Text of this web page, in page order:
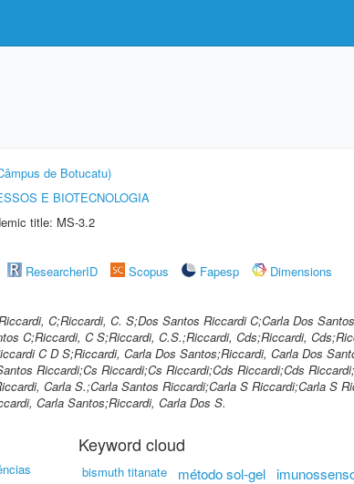
de Botucatu)
E BIOTECNOLOGIA
title: MS-3.2
ResearcherID Scopus Fapesp
Dimensions
C;Riccardi, C. S;Dos Santos Riccardi C;Carla Dos
C;Riccardi, C S;Riccardi, C.S.;Riccardi, Cds;Riccardi,
C D S;Riccardi, Carla Dos Santos;Riccardi, Carla Dos
Riccardi;Cs Riccardi;Cs Riccardi;Cds Riccardi;Cds
Carla S.;Carla Santos Riccardi;Carla S Riccardi;Carla S
Carla Santos;Riccardi, Carla Dos S.
Keyword cloud
bismuth titanate método sol-gel